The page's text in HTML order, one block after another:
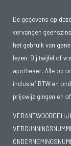
De gegevens op
vervangen
het gebruik van
lezen. Bij twijfel of
apotheker. Alle op
inclusief BTW en
prijswijzigingen en